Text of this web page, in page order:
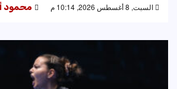
السبت, 8 أغسطس 2026, 10:14 م محمود